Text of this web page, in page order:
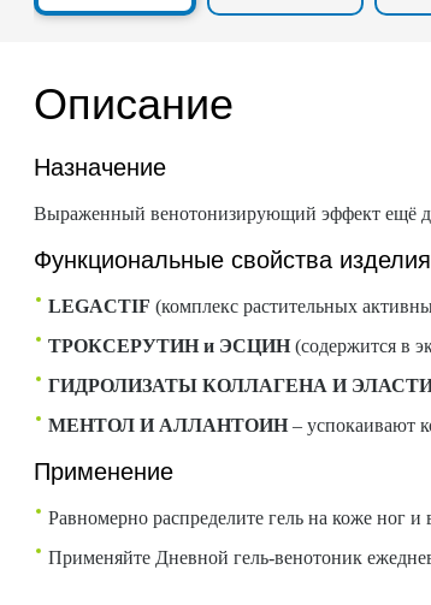
Описание
Назначение
Выраженный венотонизирующий эффект ещё
Функциональные свойства изделия
LEGACTIF (комплекс растительных
ТРОКСЕРУТИН и ЭСЦИН (содержится в
ГИДРОЛИЗАТЫ КОЛЛАГЕНА И
МЕНТОЛ И АЛЛАНТОИН – успокаивают
Применение
Равномерно распределите гель на коже ног
Применяйте Дневной гель-венотоник